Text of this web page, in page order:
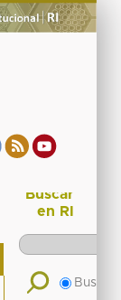
Buscar
en RI
Buscar